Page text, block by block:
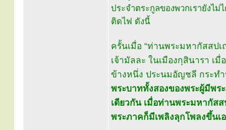
ประจำตระกูลของพวกเรายังไ
ติดไฟ ดังนี้
ครั้นเมื่อ “ท่านพระมหากัสสป
เจ้ามัลละ ในเมืองกุสินารา เ
ข้างหนึ่ง ประนมอัญชลี กระท
พระบาททั้งสองของพระผู้มีพร
เดียวกัน เมื่อท่านพระมหากัส
พระภาคก็มีเพลิงลุกโพลงขึ้นเ